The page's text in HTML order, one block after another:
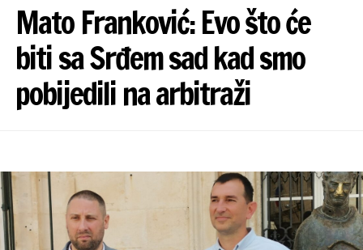
Mato Franković: Evo što će
biti sa Srđem sad kad smo
pobijedili na arbitraži